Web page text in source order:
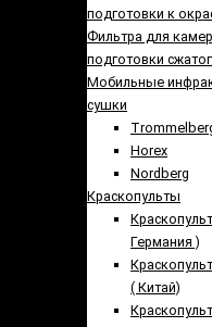
подготовки к
Фильтра для камер
подготовки
Мобильные
сушки
Horex
Nordberg
Краскопульты
Германия )
( Китай)